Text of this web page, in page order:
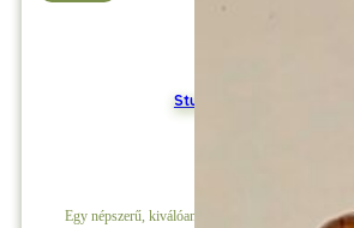
Stuttgarti Dughagyma
Egy népszerű, kiválóan tárolható, nagy hozamú